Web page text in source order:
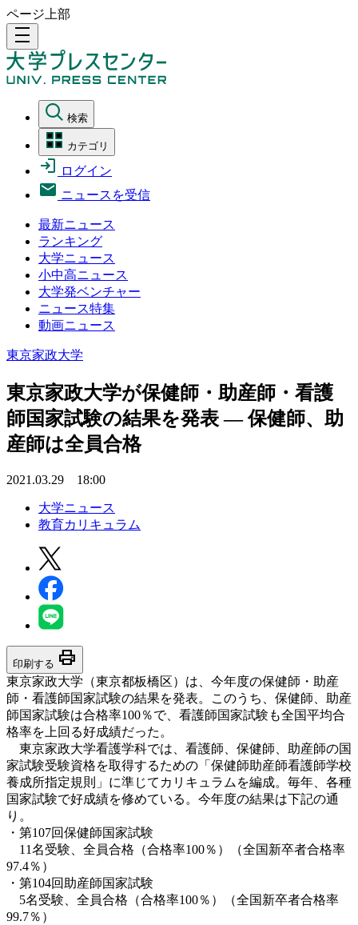
ページ上部
density_medium
検索
カテゴリ
ログイン
ニュースを受信
最新ニュース
ランキング
大学ニュース
小中高ニュース
大学発ベンチャー
ニュース特集
動画ニュース
東京家政大学
東京家政大学が保健師・助産師・看護
師国家試験の結果を発表 — 保健師、助
産師は全員合格
2021.03.29 18:00
大学ニュース
教育カリキュラム
印刷する print
東京家政大学（東京都板橋区）は、今年度の保健師・助産
師・看護師国家試験の結果を発表。このうち、保健師、助産
師国家試験は合格率100％で、看護師国家試験も全国平均合
格率を上回る好成績だった。
東京家政大学看護学科では、看護師、保健師、助産師の国
家試験受験資格を取得するための「保健師助産師看護師学校
養成所指定規則」に準じてカリキュラムを編成。毎年、各種
国家試験で好成績を修めている。今年度の結果は下記の通
り。
・第107回保健師国家試験
11名受験、全員合格（合格率100％）（全国新卒者合格率
97.4％）
・第104回助産師国家試験
5名受験、全員合格（合格率100％）（全国新卒者合格率
99.7％）